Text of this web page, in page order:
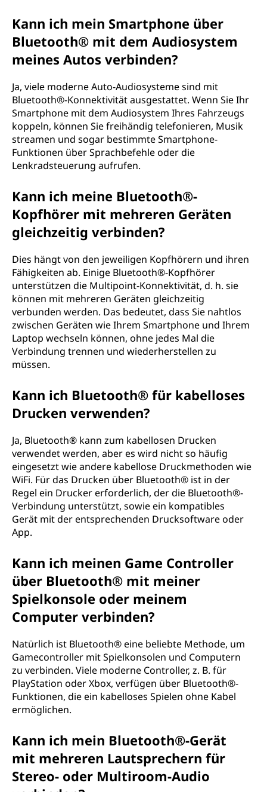
Kann ich mein Smartphone über
Bluetooth® mit dem Audiosystem
meines Autos verbinden?
Ja, viele moderne Auto-Audiosysteme sind mit
Bluetooth®-Konnektivität ausgestattet. Wenn Sie Ihr
Smartphone mit dem Audiosystem Ihres Fahrzeugs
koppeln, können Sie freihändig telefonieren, Musik
streamen und sogar bestimmte Smartphone-
Funktionen über Sprachbefehle oder die
Lenkradsteuerung aufrufen.
Kann ich meine Bluetooth®-
Kopfhörer mit mehreren Geräten
gleichzeitig verbinden?
Dies hängt von den jeweiligen Kopfhörern und ihren
Fähigkeiten ab. Einige Bluetooth®-Kopfhörer
unterstützen die Multipoint-Konnektivität, d. h. sie
können mit mehreren Geräten gleichzeitig
verbunden werden. Das bedeutet, dass Sie nahtlos
zwischen Geräten wie Ihrem Smartphone und Ihrem
Laptop wechseln können, ohne jedes Mal die
Verbindung trennen und wiederherstellen zu
müssen.
Kann ich Bluetooth® für kabelloses
Drucken verwenden?
Ja, Bluetooth® kann zum kabellosen Drucken
verwendet werden, aber es wird nicht so häufig
eingesetzt wie andere kabellose Druckmethoden wie
WiFi. Für das Drucken über Bluetooth® ist in der
Regel ein Drucker erforderlich, der die Bluetooth®-
Verbindung unterstützt, sowie ein kompatibles
Gerät mit der entsprechenden Drucksoftware oder
App.
Kann ich meinen Game Controller
über Bluetooth® mit meiner
Spielkonsole oder meinem
Computer verbinden?
Natürlich ist Bluetooth® eine beliebte Methode, um
Gamecontroller mit Spielkonsolen und Computern
zu verbinden. Viele moderne Controller, z. B. für
PlayStation oder Xbox, verfügen über Bluetooth®-
Funktionen, die ein kabelloses Spielen ohne Kabel
ermöglichen.
Kann ich mein Bluetooth®-Gerät
mit mehreren Lautsprechern für
Stereo- oder Multiroom-Audio